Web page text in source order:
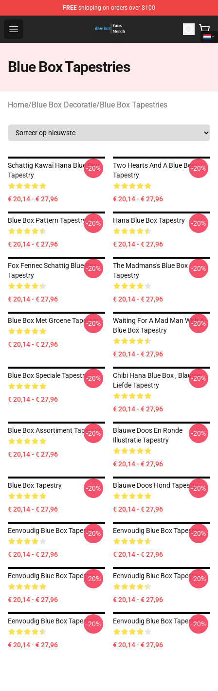
FREE shipping on orders over $100
Open menu
Blue Box Store - Official Blue Box Merchandise Shop
Blue Box Tapestries
Home/Blue Box Decoratie/Blue Box Tapestries
Schattig Kawaï Hana Blue Box
Tapestry
€ 20,14 - € 27,96
-20%
Two Hearts And A Blue Box
Tapestry
€ 20,14 - € 27,96
-20%
Blue Box Pattern Tapestry
€ 20,14 - € 27,96
-20% Hana Blue Box Tapestry
€ 20,14 - € 27,96
-20%
Fox Fennec Schattig Blue Box
Tapestry
€ 20,14 - € 27,96
-20%
The Madmans's Blue Box
Tapestry
€ 20,14 - € 27,96
-20%
Blue Box Met Groene Tapestry
€ 20,14 - € 27,96
-20%
Waiting For A Mad Man With A
Blue Box Tapestry
€ 20,14 - € 27,96
-20%
Blue Box Speciale Tapestry
€ 20,14 - € 27,96
-20%
Chibi Hana Blue Box , Blauwe
Liefde Tapestry
€ 20,14 - € 27,96
-20%
Blue Box Assortiment Tapestry
€ 20,14 - € 27,96
-20%
Blauwe Doos En Ronde
Illustratie Tapestry
€ 20,14 - € 27,96
-20%
Blue Box Tapestry
€ 20,14 - € 27,96
-20% Blauwe Doos Hond Tapestry
€ 20,14 - € 27,96
-20%
Eenvoudig Blue Box Tapestry
€ 20,14 - € 27,96
-20% Eenvoudig Blue Box Tapestry
€ 20,14 - € 27,96
-20%
Eenvoudig Blue Box Tapestry
€ 20,14 - € 27,96
-20% Eenvoudig Blue Box Tapestry
€ 20,14 - € 27,96
-20%
Eenvoudig Blue Box Tapestry
€ 20,14 - € 27,96
-20% Eenvoudig Blue Box Tapestry
€ 20,14 - € 27,96
-20%